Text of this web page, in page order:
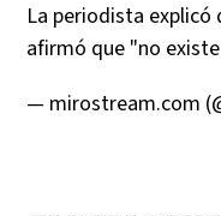
La periodista explicó
afirmó que "no
— mirostream.com